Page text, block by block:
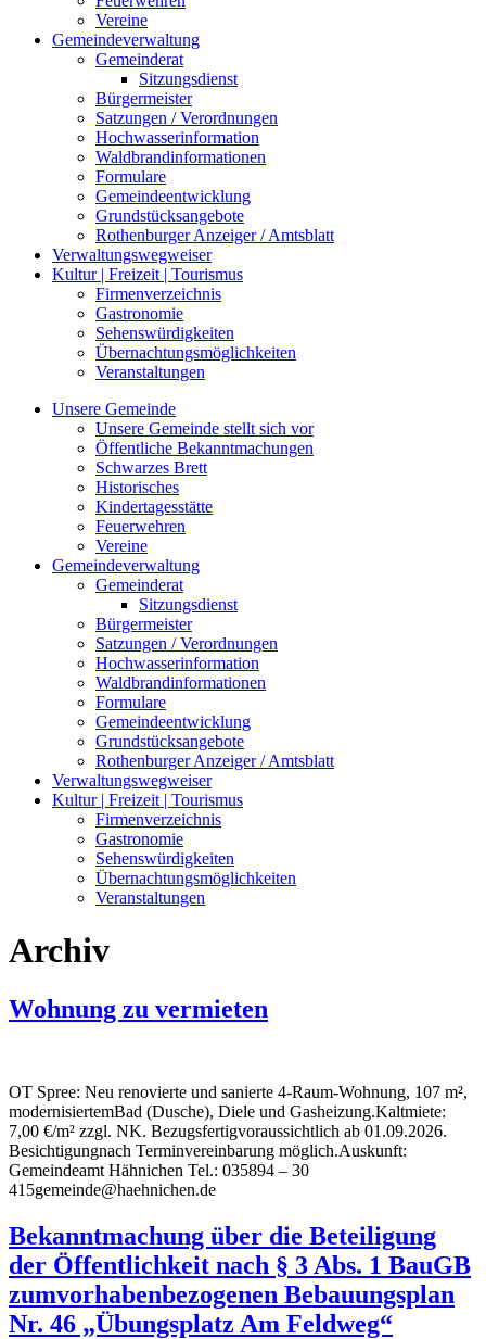
Vereine
Gemeindeverwaltung
Gemeinderat
Sitzungsdienst
Bürgermeister
Satzungen / Verordnungen
Hochwasserinformation
Waldbrandinformationen
Formulare
Gemeindeentwicklung
Grundstücksangebote
Rothenburger Anzeiger / Amtsblatt
Verwaltungswegweiser
Kultur | Freizeit | Tourismus
Firmenverzeichnis
Gastronomie
Sehenswürdigkeiten
Übernachtungsmöglichkeiten
Veranstaltungen
Unsere Gemeinde
Unsere Gemeinde stellt sich vor
Öffentliche Bekanntmachungen
Schwarzes Brett
Historisches
Kindertagesstätte
Feuerwehren
Vereine
Gemeindeverwaltung
Gemeinderat
Sitzungsdienst
Bürgermeister
Satzungen / Verordnungen
Hochwasserinformation
Waldbrandinformationen
Formulare
Gemeindeentwicklung
Grundstücksangebote
Rothenburger Anzeiger / Amtsblatt
Verwaltungswegweiser
Kultur | Freizeit | Tourismus
Firmenverzeichnis
Gastronomie
Sehenswürdigkeiten
Übernachtungsmöglichkeiten
Veranstaltungen
Archiv
Wohnung zu vermieten
OT Spree: Neu renovierte und sanierte 4-Raum-Wohnung, 107 m²,
modernisiertemBad (Dusche), Diele und Gasheizung.Kaltmiete:
7,00 €/m² zzgl. NK. Bezugsfertigvoraussichtlich ab 01.09.2026.
Besichtigungnach Terminvereinbarung möglich.Auskunft:
Gemeindeamt Hähnichen Tel.: 035894 – 30
415gemeinde@haehnichen.de
Bekanntmachung über die Beteiligung
der Öffentlichkeit nach § 3 Abs. 1 BauGB
zumvorhabenbezogenen Bebauungsplan
Nr. 46 „Übungsplatz Am Feldweg“